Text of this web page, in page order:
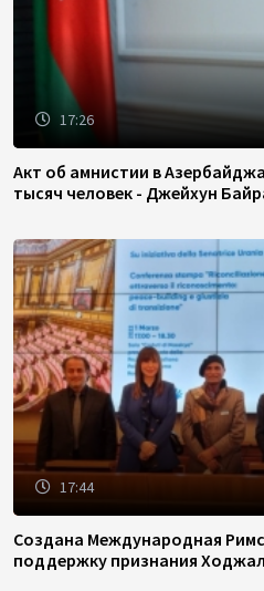
17:26
Акт об амнистии в
тысяч человек - Джейхун
17:44
Создана Международная
поддержку признания